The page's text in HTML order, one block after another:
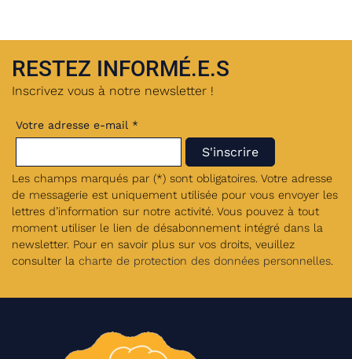
RESTEZ INFORMÉ.E.S
Inscrivez vous à notre newsletter !
Votre adresse e-mail *
Les champs marqués par (*) sont obligatoires. Votre adresse
de messagerie est uniquement utilisée pour vous envoyer les
lettres d’information sur notre activité. Vous pouvez à tout
moment utiliser le lien de désabonnement intégré dans la
newsletter. Pour en savoir plus sur vos droits, veuillez
consulter la charte de protection des données personnelles